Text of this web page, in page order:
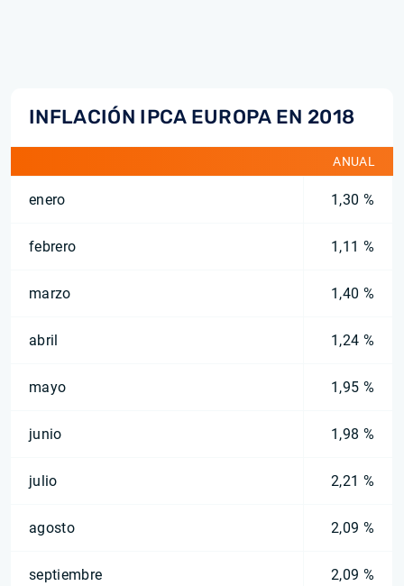
INFLACIÓN IPCA EUROPA EN 2018
ANUAL
enero 1,30 %
febrero 1,11 %
marzo 1,40 %
abril 1,24 %
mayo 1,95 %
junio 1,98 %
julio 2,21 %
agosto 2,09 %
septiembre 2,09 %